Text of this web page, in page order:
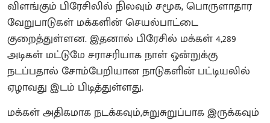
விளங்கும் பிரேசிலில் நிலவும் சமூக, பொருளாதார
வேறுபாடுகள் மக்களின் செயல்பாட்டை
குறைத்துள்ளன. இதனால் பிரேசில் மக்கள் 4,289
அடிகள் மட்டுமே சராசரியாக நாள் ஒன்றுக்கு
நடப்பதால் சோம்பேறியான நாடுகளின் பட்டியலில்
ஏழாவது இடம் பிடித்துள்ளது.
மக்கள் அதிகமாக நடக்கவும்,சுறுசுறுப்பாக இருக்கவும்